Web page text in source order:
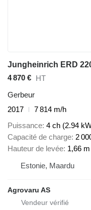
Jungheinrich ERD
4 870 € HT
Gerbeur
2017
7 814 m/h
Puissance 4 ch (2.94
Capacité de charge 2
Hauteur de levée 1,66 m
Estonie, Maardu
Agrovaru AS